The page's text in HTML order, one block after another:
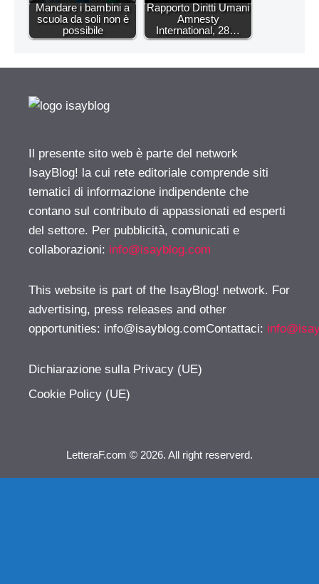
Mandare i bambini a
scuola da soli non è
possibile
Rapporto Diritti Umani
Amnesty
International, 28…
Il presente sito web è parte del network
IsayBlog! la cui rete editoriale comprende siti
tematici di informazione indipendente che
contano sul contributo di appassionati ed esperti
del settore. Per pubblicità, comunicati e
collaborazioni: info@isayblog.com
This website is part of the IsayBlog! network. For
advertising, press releases and other
opportunities: info@isayblog.comContattaci:
Dichiarazione sulla Privacy (UE)
Cookie Policy (UE)
LetteraF.com © 2026. All right reserverd.